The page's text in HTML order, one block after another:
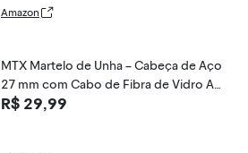
Amazon
MTX Martelo de Unha – Cabeça de Aço
27 mm com Cabo de Fibra de Vidro Ant
iderrapante
R$ 29,99